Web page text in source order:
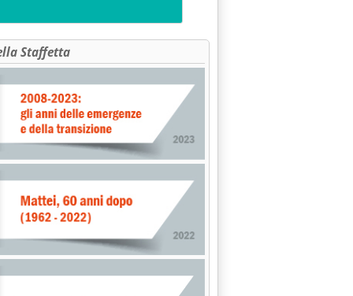
Staffetta